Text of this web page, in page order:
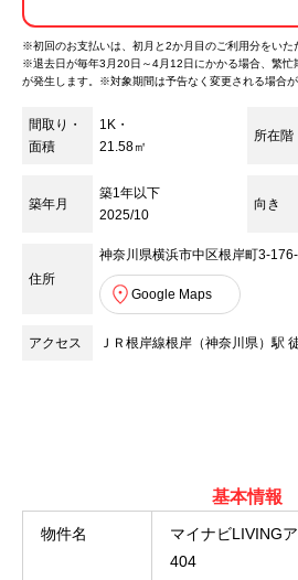
※初回のお支払いは、初月と2か月目のご利用分をいた
※退去日が毎年3月20日～4月12日にかかる場合、繁忙
が発生します。※対象期間は予告なく変更される場合が
間取り・
面積
1K・
21.58㎡
所在階
築年月
築1年以下
2025/10
向き
住所
神奈川県横浜市中区根岸町3-
Google Maps
アクセス ＪＲ根岸線根岸（神奈川県）駅
基本情報
物件名
マイナビLIVING
404